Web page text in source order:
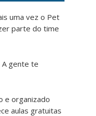
uma vez o Pet
parte do time
A gente te
e organizado
aulas gratuitas